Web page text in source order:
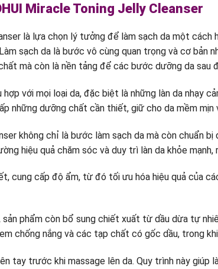
Miracle Toning Jelly Cleanser
là lựa chọn lý tưởng để làm sạch da một cách
sạch da là bước vô cùng quan trọng và cơ bản
mà còn là nền tảng để các bước dưỡng da sau
với mọi loại da, đặc biệt là những làn da nhạy
những dưỡng chất cần thiết, giữ cho da mềm mịn
không chỉ là bước làm sạch da mà còn chuẩn
hiệu quả chăm sóc và duy trì làn da khỏe mạnh,
cung cấp độ ẩm, từ đó tối ưu hóa hiệu quả của
phẩm còn bổ sung chiết xuất từ dầu dừa tự
chống nắng và các tạp chất có gốc dầu, trong
tay trước khi massage lên da. Quy trình này giúp